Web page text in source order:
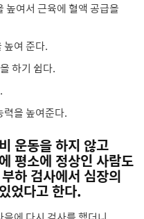
높여서 근육에 혈액 공급을
높여 준다.
하기 쉽다.
력을 높여준다.
운동을 하지 않고
평소에 정상인 사람도
하 검사에서 심장의
었다고 한다.